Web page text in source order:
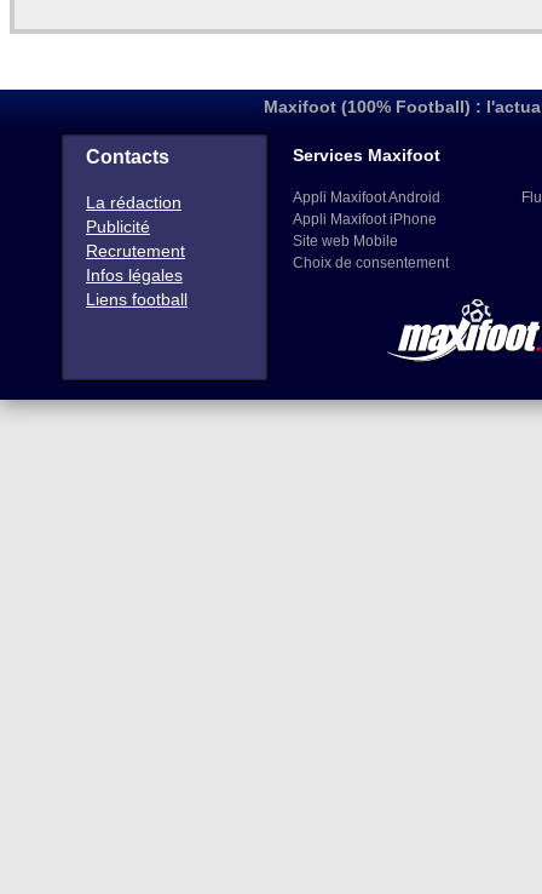
Maxifoot (100% Football) :
Contacts
La rédaction
Publicité
Recrutement
Infos légales
Liens football
Services Maxifoot
Appli Maxifoot Android
Appli Maxifoot iPhone
Site web Mobile
Choix de consentement